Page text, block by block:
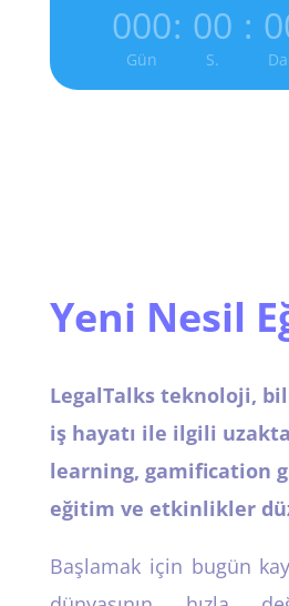
000
Gün
: 00
S.
:
Yeni Nesil
LegalTalks teknoloji,
iş hayatı ile ilgili
learning, gamification
eğitim ve etkinlikler
Başlamak için bugün